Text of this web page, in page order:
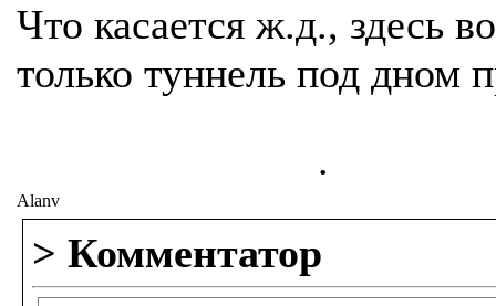
Что касается ж.д., здесь
только туннель под дном
.
Alanv
> Комментатор